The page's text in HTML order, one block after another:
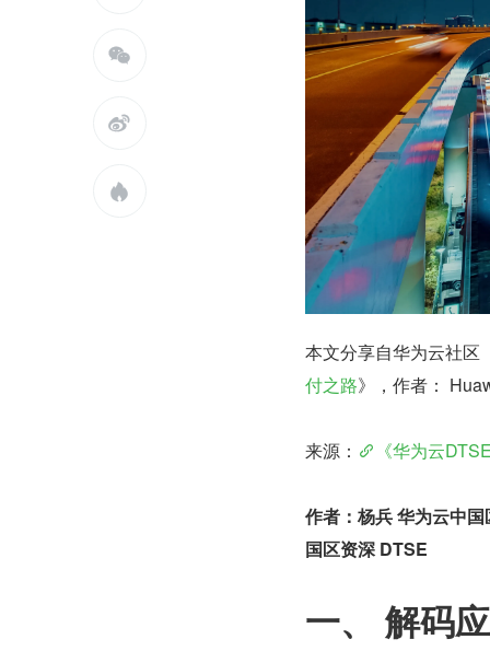



本文分享自华为云社区
付之路》，作者：
来源： 《华为云
作者：杨兵 华为云中
国区资深 DTSE
一、 解码